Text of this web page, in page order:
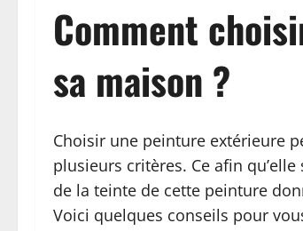
Comment
sa maison ?
Choisir une peinture extérieure
plusieurs critères. Ce afin
de la teinte de cette peinture
Voici quelques conseils pour